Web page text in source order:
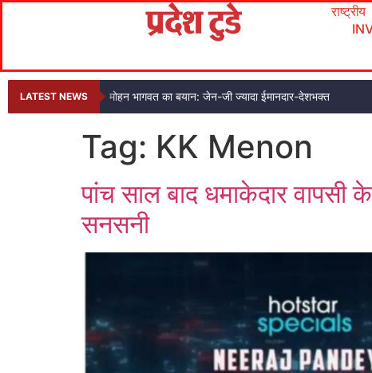
राष्ट्रीय
LATEST NEWS मोहन भागवत का बयान: जेन-जी ज्यादा ईमानदार-देशभक्त
Tag: KK Menon
पांच साल बाद धमाकेदार वापसी
सनसनी